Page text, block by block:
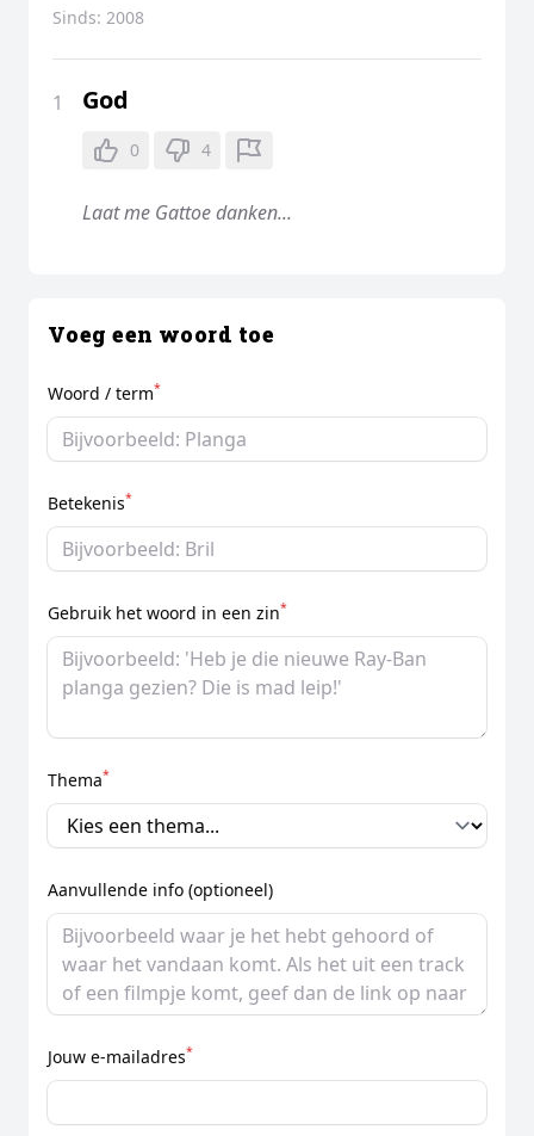
Sinds: 2008
1 God
0 4
Laat me Gattoe danken...
Voeg een woord toe
Woord / term*
Betekenis*
Gebruik het woord in een zin*
Thema*
Aanvullende info (optioneel)
Jouw e-mailadres*